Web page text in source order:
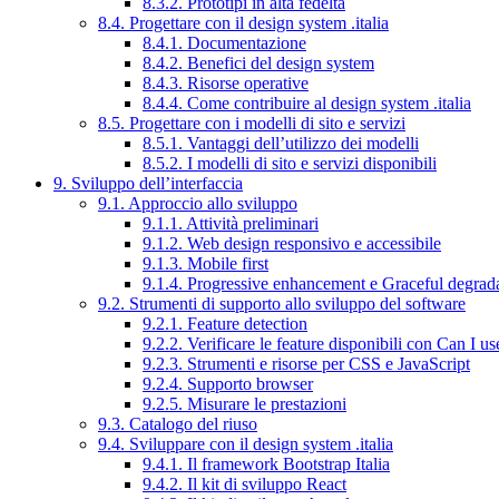
8.4. Progettare con il design system .italia
8.4.1. Documentazione
8.4.2. Benefici del design system
8.4.3. Risorse operative
8.4.4. Come contribuire al design system .italia
8.5. Progettare con i modelli di sito e servizi
8.5.1. Vantaggi dell’utilizzo dei modelli
8.5.2. I modelli di sito e servizi disponibili
9. Sviluppo dell’interfaccia
9.1. Approccio allo sviluppo
9.1.1. Attività preliminari
9.1.2. Web design responsivo e accessibile
9.1.3. Mobile first
9.1.4. Progressive enhancement e Graceful
9.2. Strumenti di supporto allo sviluppo del software
9.2.1. Feature detection
9.2.2. Verificare le feature disponibili con Can I
9.2.3. Strumenti e risorse per CSS e JavaScript
9.2.4. Supporto browser
9.2.5. Misurare le prestazioni
9.3. Catalogo del riuso
9.4. Sviluppare con il design system .italia
9.4.1. Il framework Bootstrap Italia
9.4.2. Il kit di sviluppo React